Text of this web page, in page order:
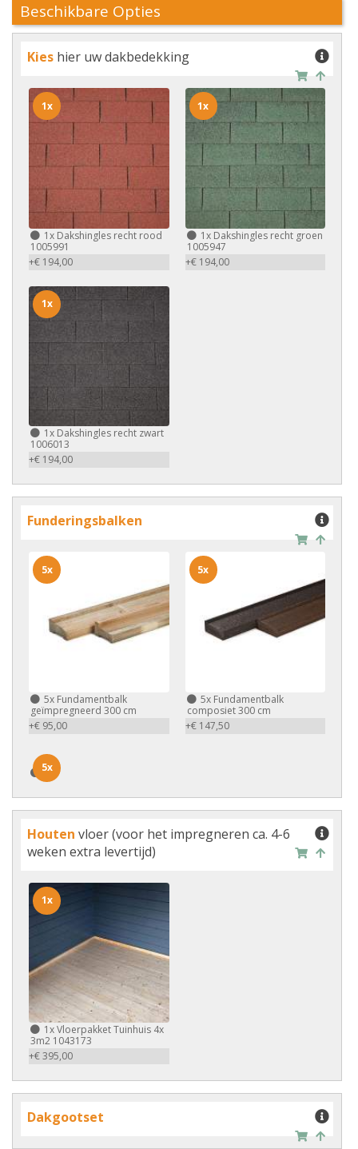
Beschikbare Opties
Kies hier uw dakbedekking
1x Dakshingles recht rood
1005991
+€ 194,00
1x
1xDakshingles recht groen
1005947
+€ 194,00
1x
1x Dakshingles recht zwart
1006013
+€ 194,00
1x
Funderingsbalken
5x Fundamentbalk
geïmpregneerd 300 cm
+€ 95,00
5x
5xFundamentbalk
composiet 300 cm
+€ 147,50
5x
5x
5x
Houten vloer (voor het impregneren ca. 4-6
weken extra levertijd)
1xVloerpakket Tuinhuis 4x
3m2 1043173
+€ 395,00
1x
Dakgootset